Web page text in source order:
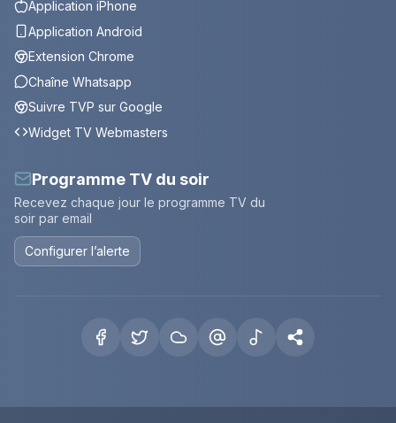
Application iPhone
Application Android
Extension Chrome
Chaîne Whatsapp
Suivre TVP sur Google
Widget TV Webmasters
Programme TV du soir
Recevez chaque jour le programme TV du
soir par email
Configurer l’alerte